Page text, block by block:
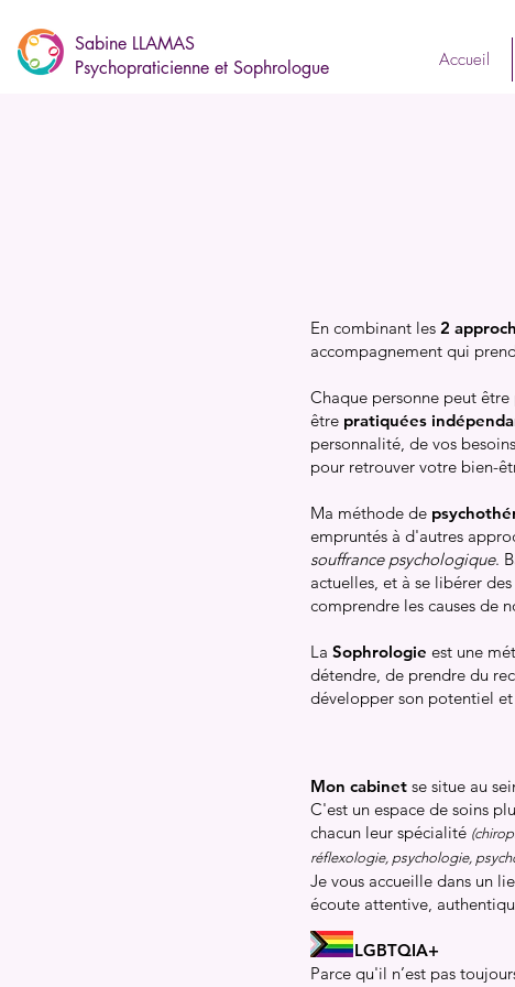
Sabine LLAMAS
Psychopraticienne et Sophrologue
Accueil
En combinant les 2
accompagnement qui
Chaque personne peut
être pratiquées
personnalité, de vos
pour retrouver votre bien-
Ma méthode de
empruntés à d'autres
souffrance psychologique.
actuelles, et à se libérer
comprendre les causes de
La Sophrologie est une
détendre, de prendre du
développer son potentiel et
Mon cabinet se situe au
C'est un espace de soins
chacun leur spécialité
réflexologie, psychologie,
Je vous accueille dans un
écoute attentive,
LGBTQIA+
Parce qu'il n’est pas